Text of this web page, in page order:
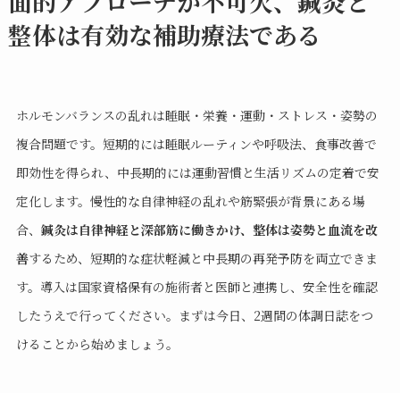
整体は有効な補助療法である
ホルモンバランスの乱れは睡眠・栄養・運動・ストレス・姿勢の
複合問題です。短期的には睡眠ルーティンや呼吸法、食事改善で
即効性を得られ、中長期的には運動習慣と生活リズムの定着で安
定化します。慢性的な自律神経の乱れや筋緊張が背景にある場
合、 鍼灸は自律神経と深部筋に働きかけ、整体は姿勢と血流を改
善するため、短期的な症状軽減と中長期の再発予防を両立できま
す。導入は国家資格保有の施術者と医師と連携し、安全性を確認
したうえで行ってください。まずは今日、2週間の体調日誌をつ
けることから始めましょう。